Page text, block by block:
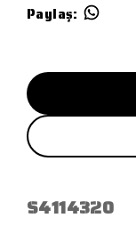
Paylaş:
S4114320